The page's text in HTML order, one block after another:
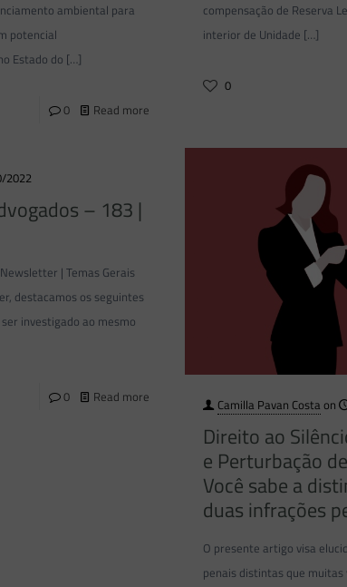
ambiental para
potencial
Estado do […]
0 Read more
compensação de Reserva
interior de Unidade […]
0
2022
– 183 |
| Temas Gerais
destacamos os seguintes
investigado ao mesmo
0 Read more Camilla Pavan Costa on
Direito ao
e Perturbação
Você sabe a
duas infrações
O presente artigo visa
penais distintas que